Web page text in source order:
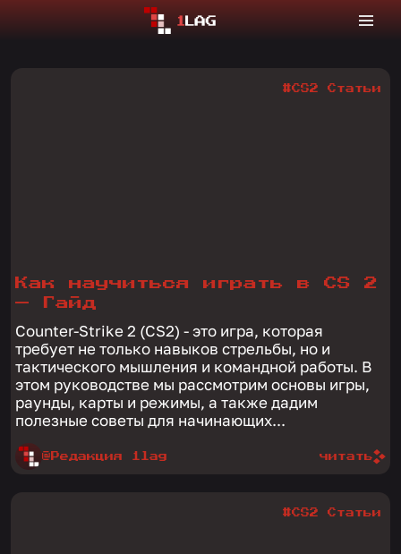
Как научиться играть в CS 2
— Гайд
Counter-Strike 2 (CS2) - это игра, которая
требует не только навыков стрельбы, но и
тактического мышления и командной работы. В
этом руководстве мы рассмотрим основы игры,
раунды, карты и режимы, а также дадим
полезные советы для начинающих...
@Редакция 1lag
#CS2 Статьи
читать
#CS2 Статьи